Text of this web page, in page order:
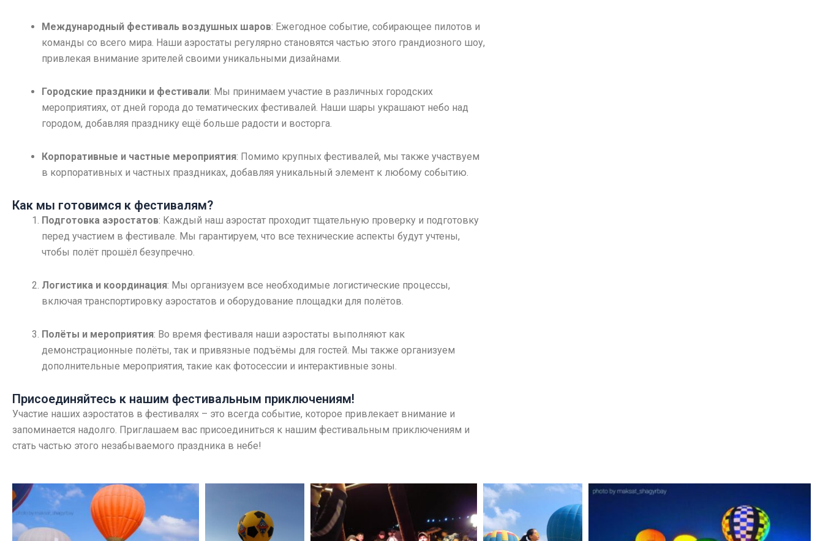
Международный фестиваль воздушных шаров: Ежегодное событие, собирающее пилотов и
команды со всего мира. Наши аэростаты регулярно становятся частью этого грандиозного шоу,
привлекая внимание зрителей своими уникальными дизайнами.
Городские праздники и фестивали: Мы принимаем участие в различных городских
мероприятиях, от дней города до тематических фестивалей. Наши шары украшают небо над
городом, добавляя празднику ещё больше радости и восторга.
Корпоративные и частные мероприятия: Помимо крупных фестивалей, мы также участвуем
в корпоративных и частных праздниках, добавляя уникальный элемент к любому событию.
Как мы готовимся к фестивалям?
Подготовка аэростатов: Каждый наш аэростат проходит тщательную проверку и подготовку
перед участием в фестивале. Мы гарантируем, что все технические аспекты будут учтены,
чтобы полёт прошёл безупречно.
Логистика и координация: Мы организуем все необходимые логистические процессы,
включая транспортировку аэростатов и оборудование площадки для полётов.
Полёты и мероприятия: Во время фестиваля наши аэростаты выполняют как
демонстрационные полёты, так и привязные подъёмы для гостей. Мы также организуем
дополнительные мероприятия, такие как фотосессии и интерактивные зоны.
Присоединяйтесь к нашим фестивальным приключениям!
Участие наших аэростатов в фестивалях – это всегда событие, которое привлекает внимание и
запоминается надолго. Приглашаем вас присоединиться к нашим фестивальным приключениям и
стать частью этого незабываемого праздника в небе!